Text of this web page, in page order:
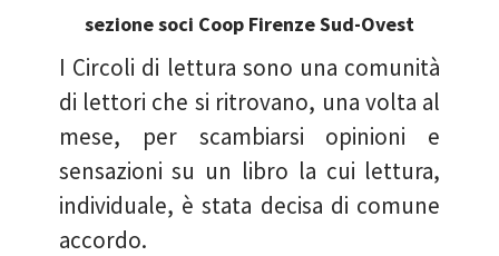
sezione soci Coop Firenze Sud-Ovest
I Circoli di lettura sono una comunità
di lettori che si ritrovano, una volta al
mese, per scambiarsi opinioni e
sensazioni su un libro la cui lettura,
individuale, è stata decisa di comune
accordo.